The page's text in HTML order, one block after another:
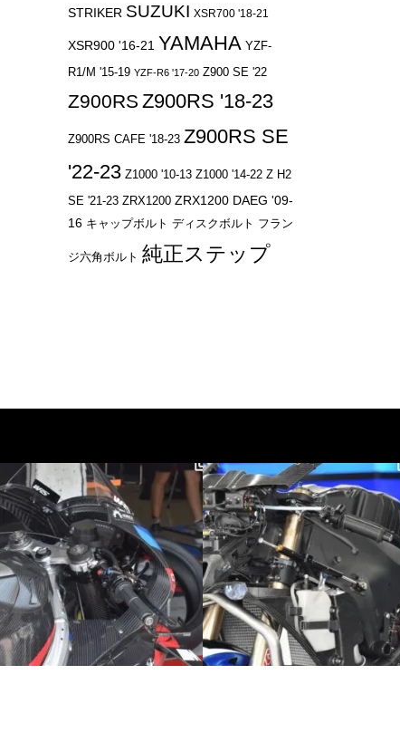
STRIKER SUZUKI XSR700 '18-21
XSR900 '16-21 YAMAHA YZF-
R1/M '15-19 YZF-R6 '17-20 Z900 SE '22
Z900RS Z900RS '18-23
Z900RS CAFE '18-23 Z900RS SE
'22-23 Z1000 '10-13 Z1000 '14-22 Z H2
SE '21-23 ZRX1200 ZRX1200 DAEG '09-
16 キャップボルト ディスクボルト フラン
ジ六角ボルト 純正ステップ